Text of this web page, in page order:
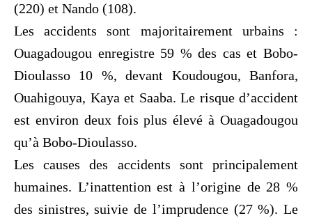
(220) et Nando (108).
Les accidents sont majoritairement urbains :
Ouagadougou enregistre 59 % des cas et Bobo-
Dioulasso 10 %, devant Koudougou, Banfora,
Ouahigouya, Kaya et Saaba. Le risque d’accident
est environ deux fois plus élevé à Ouagadougou
qu’à Bobo-Dioulasso.
Les causes des accidents sont principalement
humaines. L’inattention est à l’origine de 28 %
des sinistres, suivie de l’imprudence (27 %). Le